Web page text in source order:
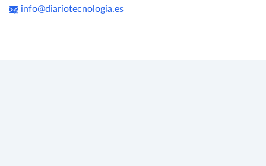
info@diariotecnologia.es